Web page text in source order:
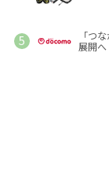
「つ
展開へ